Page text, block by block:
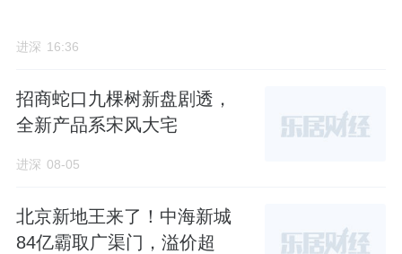
进深 16:36
招商蛇口九棵树新盘剧透，
全新产品系宋风大宅
进深 08-05
北京新地王来了！中海新城
84亿霸取广渠门，溢价超